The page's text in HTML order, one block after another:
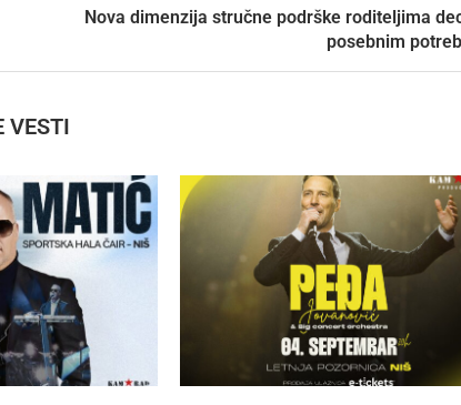
Nova dimenzija stručne podrške roditeljima
posebnim
VESTI